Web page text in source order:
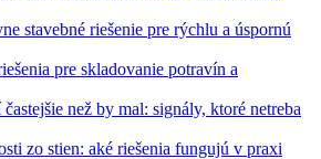
stavebné riešenie pre rýchlu a úspornú
pre skladovanie potravín a
než by mal: signály, ktoré netreba
zo stien: aké riešenia fungujú v praxi